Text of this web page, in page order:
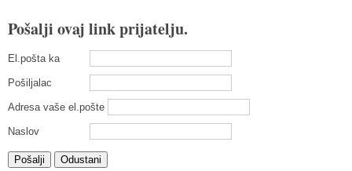
Pošalji ovaj link prijatelju.
El.pošta ka
Pošiljalac
Adresa vaše el.pošte
Naslov
Pošalji Odustani